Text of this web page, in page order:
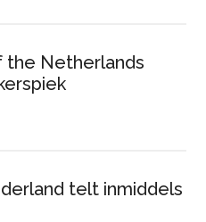
Netherlands
telt inmiddels